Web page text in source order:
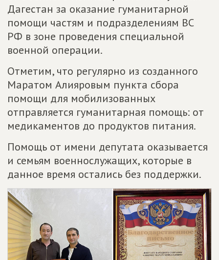
Дагестан за оказание гуманитарной
помощи частям и подразделениям ВС
РФ в зоне проведения специальной
военной операции.
Отметим, что регулярно из созданного
Маратом Алияровым пункта сбора
помощи для мобилизованных
отправляется гуманитарная помощь: от
медикаментов до продуктов питания.
Помощь от имени депутата оказывается
и семьям военнослужащих, которые в
данное время остались без поддержки.